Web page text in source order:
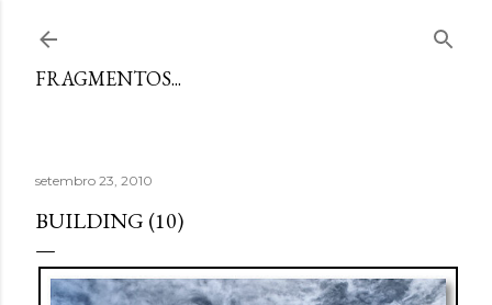
FRAGMENTOS...
setembro 23, 2010
BUILDING (10)